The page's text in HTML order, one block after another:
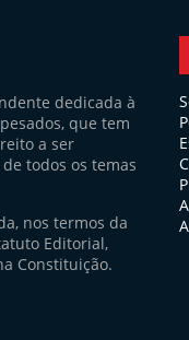
dedicada à
que tem
a ser
todos os temas
nos termos da
Editorial,
Constituição.